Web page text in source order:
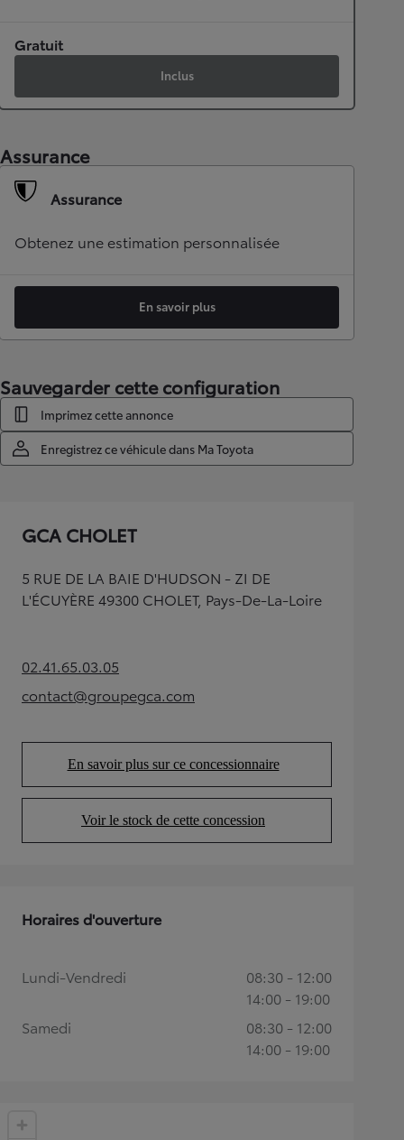
Gratuit
Inclus
Assurance
Assurance
Obtenez une estimation personnalisée
En savoir plus
Sauvegarder cette configuration
Imprimez cette annonce
Enregistrez ce véhicule dans Ma Toyota
GCA CHOLET
5 RUE DE LA BAIE D'HUDSON - ZI DE
L'ÉCUYÈRE 49300 CHOLET, Pays-De-La-Loire
02.41.65.03.05(Opens in new tab)
contact@groupegca.com
(Opens in new tab)
En savoir plus sur ce concessionnaire
(Opens in new tab)
Voir le stock de cette concession
(Opens in new tab)
Horaires d'ouverture
Lundi-Vendredi
08:30 - 12:00
14:00 - 19:00
Samedi
08:30 - 12:00
14:00 - 19:00